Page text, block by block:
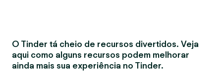
O Tinder tá cheio de recursos divertidos. Veja
aqui como alguns recursos podem melhorar
ainda mais sua experiência no Tinder.